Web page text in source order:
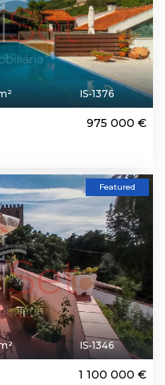
IS-1376
975 000 €
Featured
IS-1346
1 100 000 €